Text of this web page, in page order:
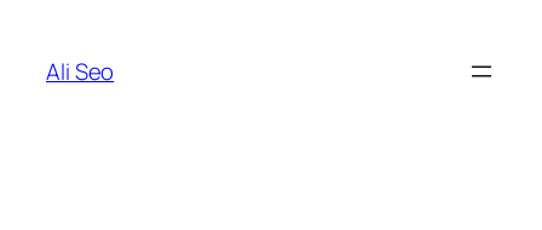
content
Ali Seo